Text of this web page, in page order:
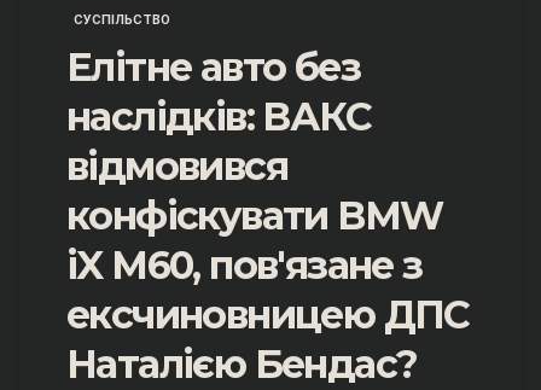
СУСПІЛЬСТВО
Елітне авто без
наслідків: ВАКС
відмовився
конфіскувати BMW
iX M60, пов'язане з
ексчиновницею ДПС
Наталією Бендас?